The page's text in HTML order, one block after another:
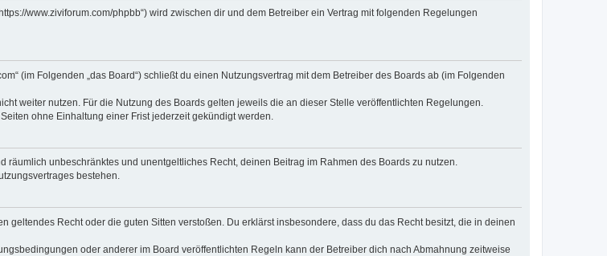
www.ziviforum.com/phpbb“) wird zwischen dir und dem Betreiber ein Vertrag mit folgenden Regelungen
(im Folgenden „das Board“) schließt du einen Nutzungsvertrag mit dem Betreiber des Boards ab (im Folgenden
weiter nutzen. Für die Nutzung des Boards gelten jeweils die an dieser Stelle veröffentlichten Regelungen.
ohne Einhaltung einer Frist jederzeit gekündigt werden.
unbeschränktes und unentgeltliches Recht, deinen Beitrag im Rahmen des Boards zu nutzen.
bestehen.
geltendes Recht oder die guten Sitten verstoßen. Du erklärst insbesondere, dass du das Recht besitzt, die in deinen
oder anderer im Board veröffentlichten Regeln kann der Betreiber dich nach Abmahnung zeitweise